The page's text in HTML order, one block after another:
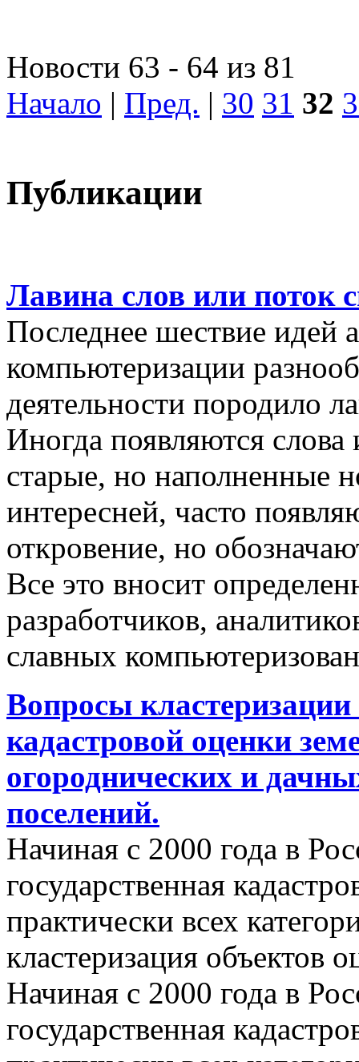
Новости 63 - 64 из 81
Начало | Пред. | 30 31 32
Публикации
Лавина слов или поток
Последнее шествие идей
компьютеризации
деятельности породило
Иногда появляются
старые, но наполненные
интересней, часто
откровение, но
Все это вносит
разработчиков,
славных
Вопросы кластеризации
кадастровой оценки
огороднических и
поселений.
Начиная с 2000 года в
государственная
практически всех
кластеризация объектов
Начиная с 2000 года в
государственная